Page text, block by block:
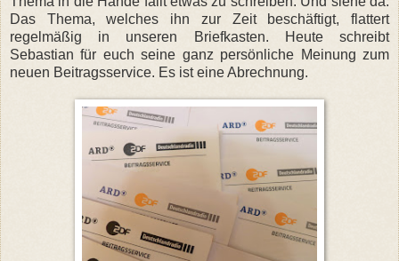
Das Thema, welches ihn zur Zeit beschäftigt, flattert
regelmäßig in unseren Briefkasten. Heute schreibt
Sebastian für euch seine ganz persönliche Meinung zum
neuen Beitragsservice. Es ist eine Abrechnung.